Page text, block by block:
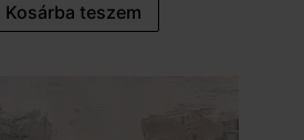
Kosárba teszem